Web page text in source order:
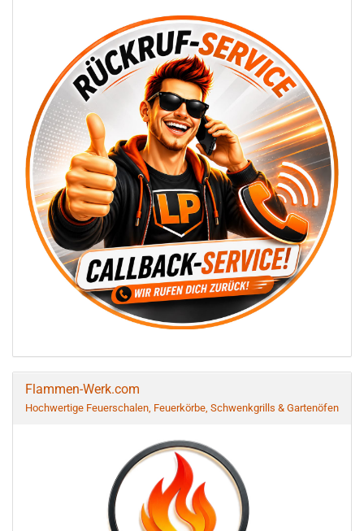
Flammen-Werk.com
Hochwertige Feuerschalen, Feuerkörbe, Schwenkgrills & Gartenöfen